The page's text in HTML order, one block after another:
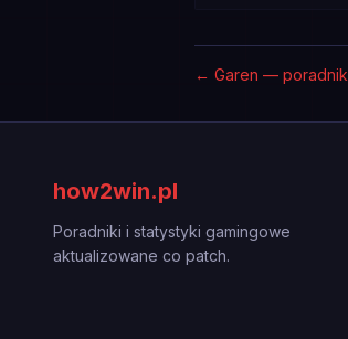
← Garen — poradnik
how2win.pl
Poradniki i statystyki gamingowe
aktualizowane co patch.